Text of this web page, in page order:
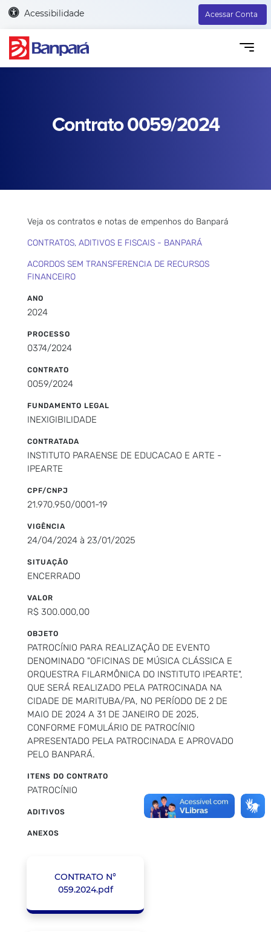
Acessibilidade Acessar Conta
Contrato 0059/2024
Veja os contratos e notas de empenhos do Banpará
CONTRATOS, ADITIVOS E FISCAIS - BANPARÁ
ACORDOS SEM TRANSFERENCIA DE RECURSOS
FINANCEIRO
ANO
2024
PROCESSO
0374/2024
CONTRATO
0059/2024
FUNDAMENTO LEGAL
INEXIGIBILIDADE
CONTRATADA
INSTITUTO PARAENSE DE EDUCACAO E ARTE -
IPEARTE
CPF/CNPJ
21.970.950/0001-19
VIGÊNCIA
24/04/2024 à 23/01/2025
SITUAÇÃO
ENCERRADO
VALOR
R$ 300.000,00
OBJETO
PATROCÍNIO PARA REALIZAÇÃO DE EVENTO
DENOMINADO "OFICINAS DE MÚSICA CLÁSSICA E
ORQUESTRA FILARMÔNICA DO INSTITUTO IPEARTE",
QUE SERÁ REALIZADO PELA PATROCINADA NA
CIDADE DE MARITUBA/PA, NO PERÍODO DE 2 DE
MAIO DE 2024 A 31 DE JANEIRO DE 2025,
CONFORME FOMULÁRIO DE PATROCÍNIO
APRESENTADO PELA PATROCINADA E APROVADO
PELO BANPARÁ.
ITENS DO CONTRATO
PATROCÍNIO
ADITIVOS
ANEXOS
CONTRATO N°
059.2024.pdf